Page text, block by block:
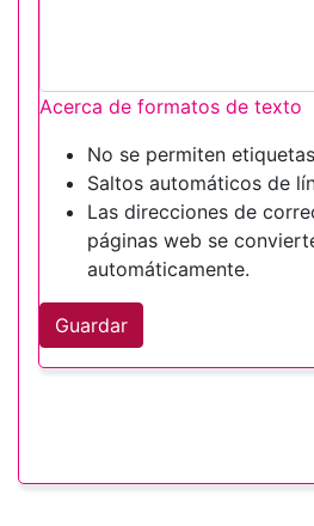
Acerca de formatos de texto
No se permiten
Saltos automáticos de
Las direcciones de
páginas web se
automáticamente.
Guardar